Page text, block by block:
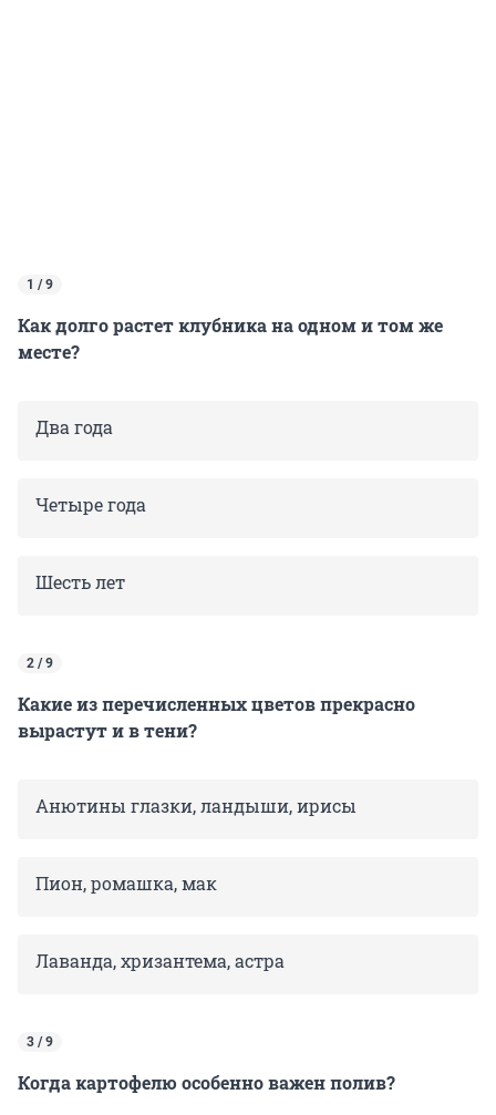
1 / 9
Как долго растет клубника на одном и том же
месте?
Два года
Четыре года
Шесть лет
2 / 9
Какие из перечисленных цветов прекрасно
вырастут и в тени?
Анютины глазки, ландыши, ирисы
Пион, ромашка, мак
Лаванда, хризантема, астра
3 / 9
Когда картофелю особенно важен полив?